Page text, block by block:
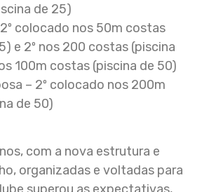
de 25)
colocado nos 50m costas
e 2º nos 200 costas (piscina
100m costas (piscina de 50)
– 2º colocado nos 200m
de 50)
com a nova estrutura e
organizadas e voltadas para